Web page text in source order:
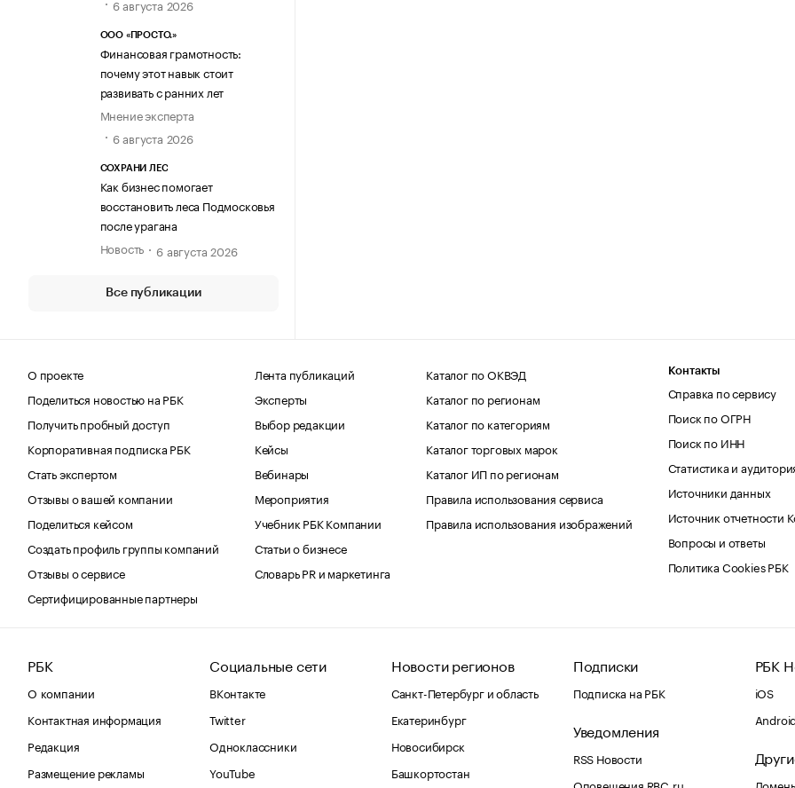
6 августа 2026
ООО «ПРОСТО.»
Финансовая грамотность:
почему этот навык стоит
развивать с ранних лет
Мнение эксперта
6 августа 2026
СОХРАНИ ЛЕС
Как бизнес помогает
восстановить леса Подмосковья
после урагана
Новость
6 августа 2026
Все публикации
О проекте
Поделиться новостью на РБК
Получить пробный доступ
Корпоративная подписка РБК
Стать экспертом
Отзывы о вашей компании
Поделиться кейсом
Создать профиль группы компаний
Отзывы о сервисе
Сертифицированные партнеры
Лента публикаций
Эксперты
Выбор редакции
Кейсы
Вебинары
Мероприятия
Учебник РБК Компании
Статьи о бизнесе
Словарь PR и маркетинга
Каталог по ОКВЭД
Каталог по регионам
Каталог по категориям
Каталог торговых марок
Каталог ИП по регионам
Правила использования сервиса
Правила использования изображений
Контакты
Справка по сервису
Поиск по ОГРН
Поиск по ИНН
Статистика и
Источники данных
Источник отчетности
Вопросы и ответы
Политика Cookies РБК
РБК
О компании
Контактная информация
Редакция
Размещение рекламы
Социальные сети
ВКонтакте
Twitter
Одноклассники
YouTube
Новости регионов
Санкт-Петербург и область
Екатеринбург
Новосибирск
Башкортостан
Подписки
Подписка на РБК
Уведомления
RSS Новости
Оповещения RBC.ru
РБК
iOS